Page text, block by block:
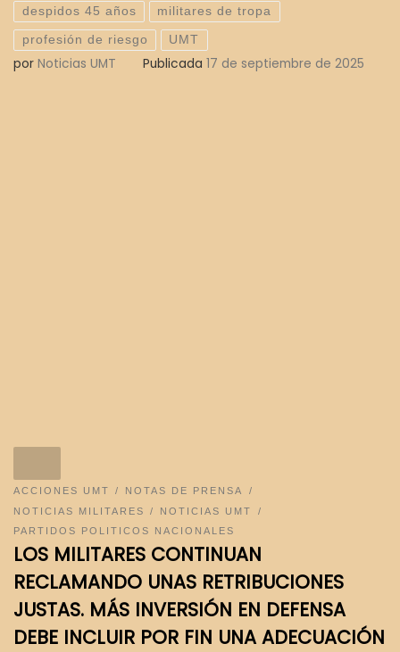
despidos 45 años militares de tropa
profesión de riesgo UMT
por Noticias UMT Publicada 17 de septiembre de 2025
ACCIONES UMT
NOTAS DE PRENSA
NOTICIAS MILITARES
NOTICIAS UMT
PARTIDOS POLITICOS NACIONALES
LOS MILITARES CONTINUAN
RECLAMANDO UNAS RETRIBUCIONES
JUSTAS. MÁS INVERSIÓN EN DEFENSA
DEBE INCLUIR POR FIN UNA ADECUACIÓN